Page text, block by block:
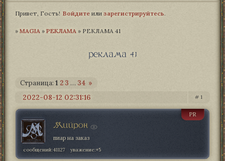
Привет, Гость! Войдите или зарегистрируйтесь.
» MAGIA­ » РЕКЛАМА » РЕКЛАМА 41
реклама 41
Страница: 1 2 3 … 34 »
1
2022-08-12 02:31:16
Мийрон
PR
пиар на заказ
сообщений:41127 уважение:+5